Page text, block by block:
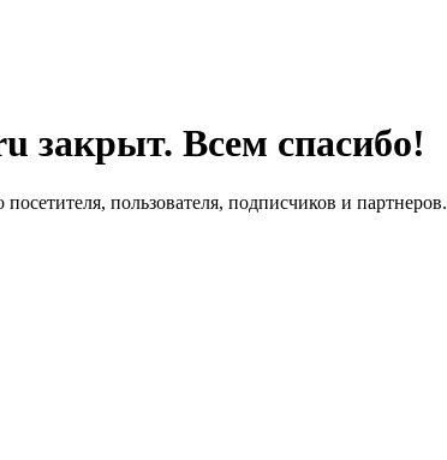
закрыт. Всем спасибо!
пользователя, подписчиков и партнеров.